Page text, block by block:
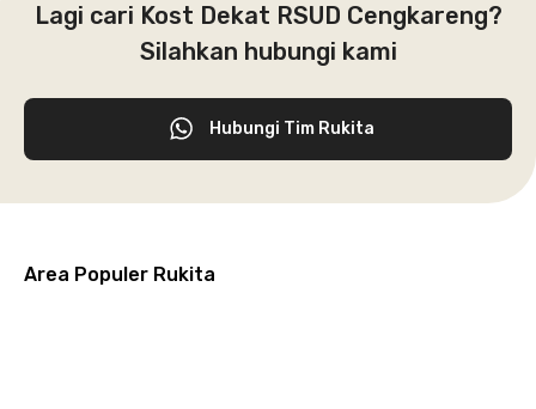
Lagi cari Kost Dekat RSUD Cengkareng?
Silahkan hubungi kami
Hubungi Tim Rukita
Area Populer Rukita